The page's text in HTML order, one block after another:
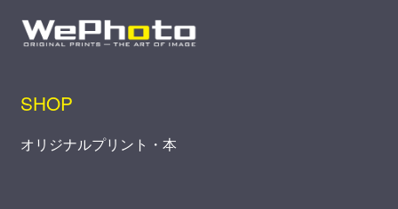
SHOP
オリジナルプリント・本